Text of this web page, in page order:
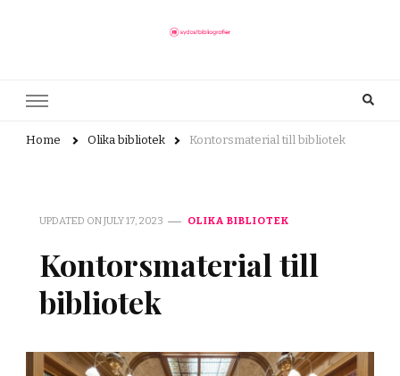
Home Olika bibliotek Kontorsmaterial till bibliotek
UPDATED ONJULY 17, 2023 OLIKA BIBLIOTEK
Kontorsmaterial till
bibliotek